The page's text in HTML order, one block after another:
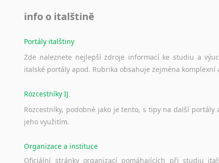
info o italštině
Portály italštiny
Zde naleznete nejlepší zdroje informací ke studiu a
italské portály apod. Rubrika obsahuje zejména komplexní
Rozcestníky IJ
Rozcestníky, podobné jako je tento, s tipy na další portály
jeho využitím.
Organizace a instituce
Oficiální stránky organizací pomáhajících při studiu